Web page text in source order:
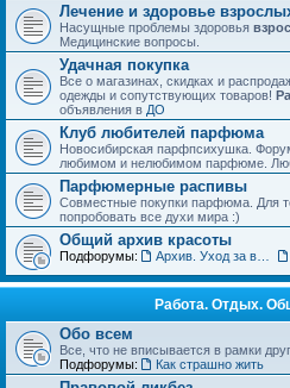
Лечение и здоровье
Насущные проблемы здоровья
Медицинские вопросы.
Удачная покупка
Все о магазинах, скидках и
одежды и сопутствующих товаров!
объявления в ДО
Клуб любителей парфюма
Новосибирская парфпсихушка.
любимом и нелюбимом парфюме.
Парфюмерные распивы
Совместные покупки парфюма. Для
попробовать все духи мира :)
Общий архив красоты
Подфорумы:
Работа. Отдых.
Обо всем
Все, что не вписывается в рамки
Подфорумы:
Как страшно жить